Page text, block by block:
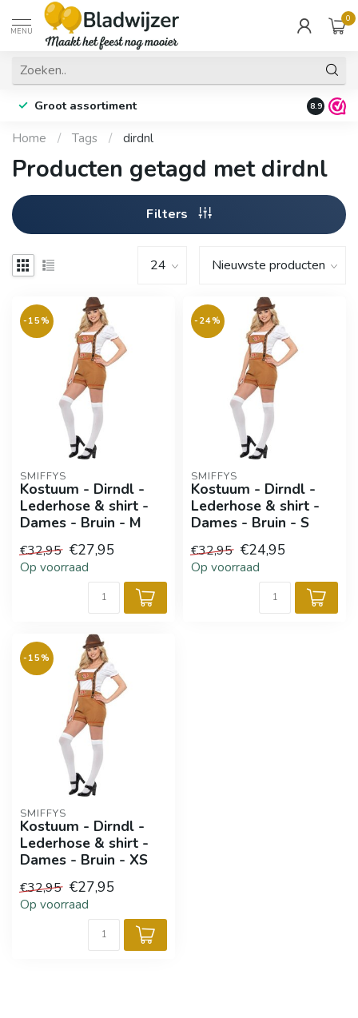
MENU
0
Groot assortiment Fysieke
8.9
Home / Tags / dirdnl
Producten getagd met dirdnl
Filters
-15%
SMIFFYS
Kostuum - Dirndl -
Lederhose & shirt -
Dames - Bruin - M
€32,95 €27,95
Op voorraad
-24%
SMIFFYS
Kostuum - Dirndl -
Lederhose & shirt -
Dames - Bruin - S
€32,95 €24,95
Op voorraad
-15%
SMIFFYS
Kostuum - Dirndl -
Lederhose & shirt -
Dames - Bruin - XS
€32,95 €27,95
Op voorraad